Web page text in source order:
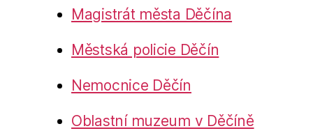
Magistrát města Děčína
Městská policie Děčín
Nemocnice Děčín
Oblastní muzeum v Děčíně